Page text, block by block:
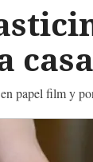
papel film y